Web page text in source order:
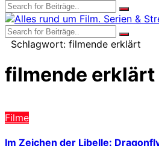
Schlagwort: filmende erklärt
filmende erklärt
Filme
Im Zeichen der Libelle: